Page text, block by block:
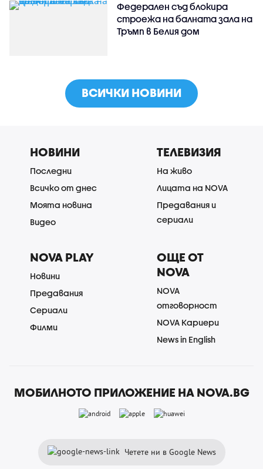
Федерален съд блокира
строежа на балната зала на
Тръмп в Белия дом
ВСИЧКИ НОВИНИ
НОВИНИ
Последни
Всичко от днес
Моята новина
Видео
ТЕЛЕВИЗИЯ
На живо
Лицата на NOVA
Предавания и
сериали
NOVA PLAY
Новини
Предавания
Сериали
Филми
ОЩЕ ОТ
NOVA
NOVA
отговорност
NOVA Кариери
News in English
МОБИЛНОТО ПРИЛОЖЕНИЕ НА NOVA.BG
Четете ни в Google News